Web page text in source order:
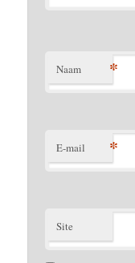
Naam *
E-mail *
Site